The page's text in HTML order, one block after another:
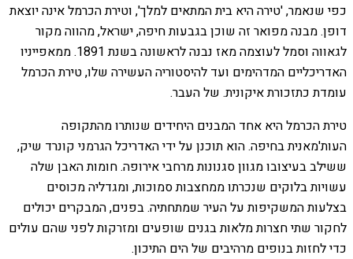
כפי שנאמר, 'טירה היא בית המתאים למלך', וטירת הכרמל אינה יוצאת
דופן. מבנה מפואר זה שוכן בגבעות חיפה, ישראל, מהווה מקור
לגאווה וסמל לעוצמה מאז נבנה לראשונה בשנת 1891. ממאפייניו
האדריכליים המדהימים ועד להיסטוריה העשירה שלו, טירת הכרמל
עומדת כתזכורת איקונית. של העבר.
טירת הכרמל היא אחד המבנים היחידים שנותרו מהתקופה
העות'מאנית בחיפה. הוא תוכנן על ידי האדריכל הגרמני קונרד שיק,
ששילב בעיצובו מגוון סגנונות מרחבי אירופה. חומות האבן שלה
עשויות בלוקים שנכרתו ממחצבות סמוכות, ומגדליה מכוסים
בצלעות המשקיפות על העיר שמתחתיה. בפנים, המבקרים יכולים
לחקור שתי חצרות מלאות בגנים שופעים ומזרקות לפני שהם עולים
כדי לחזות בנופים מרהיבים של הים התיכון.